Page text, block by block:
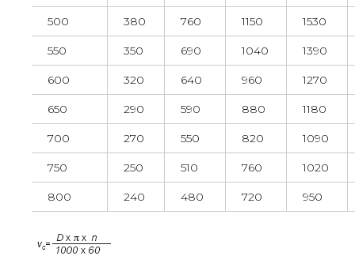
500 380 760 1150 1530
550 350 690 1040 1390
600 320 640 960 1270
650 290 590 880 1180
700 270 550 820 1090
750 250 510 760 1020
800 240 480 720 950